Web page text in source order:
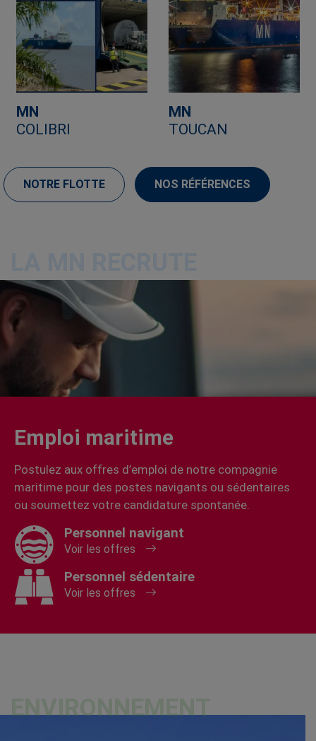
MN
COLIBRI
MN
TOUCAN
NOTRE FLOTTE NOS RÉFÉRENCES
Emploi maritime
Postulez aux offres d’emploi de notre compagnie
maritime pour des postes navigants ou sédentaires
ou soumettez votre candidature spontanée.
Personnel navigant
Voir les offres
Personnel sédentaire
Voir les offres
ENVIRONNEMENT